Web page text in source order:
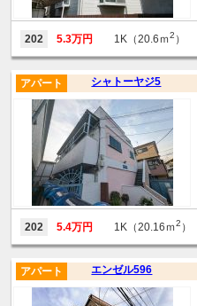
202 5.3万円 1K（20.6ｍ2 ）
シャトーヤジ5
アパート
202 5.4万円 1K（20.16ｍ2 ）
エンゼル596
アパート